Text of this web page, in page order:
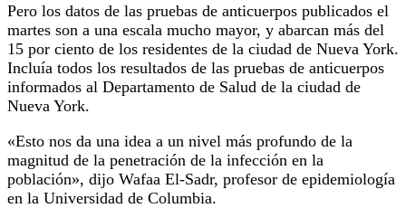
Pero los datos de las pruebas de anticuerpos publicados el
martes son a una escala mucho mayor, y abarcan más del
15 por ciento de los residentes de la ciudad de Nueva York.
Incluía todos los resultados de las pruebas de anticuerpos
informados al Departamento de Salud de la ciudad de
Nueva York.
«Esto nos da una idea a un nivel más profundo de la
magnitud de la penetración de la infección en la
población», dijo Wafaa El-Sadr, profesor de epidemiología
en la Universidad de Columbia.